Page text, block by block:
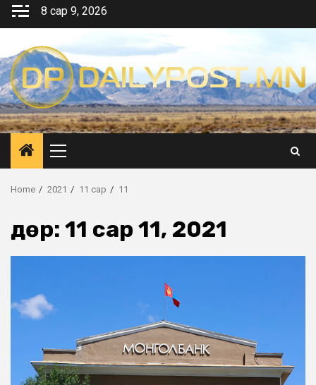
Skip
8 сар 9, 2026
Primary
Menu
Home 2021 11 сар 11
Өдөр: 11 сар 11, 2021